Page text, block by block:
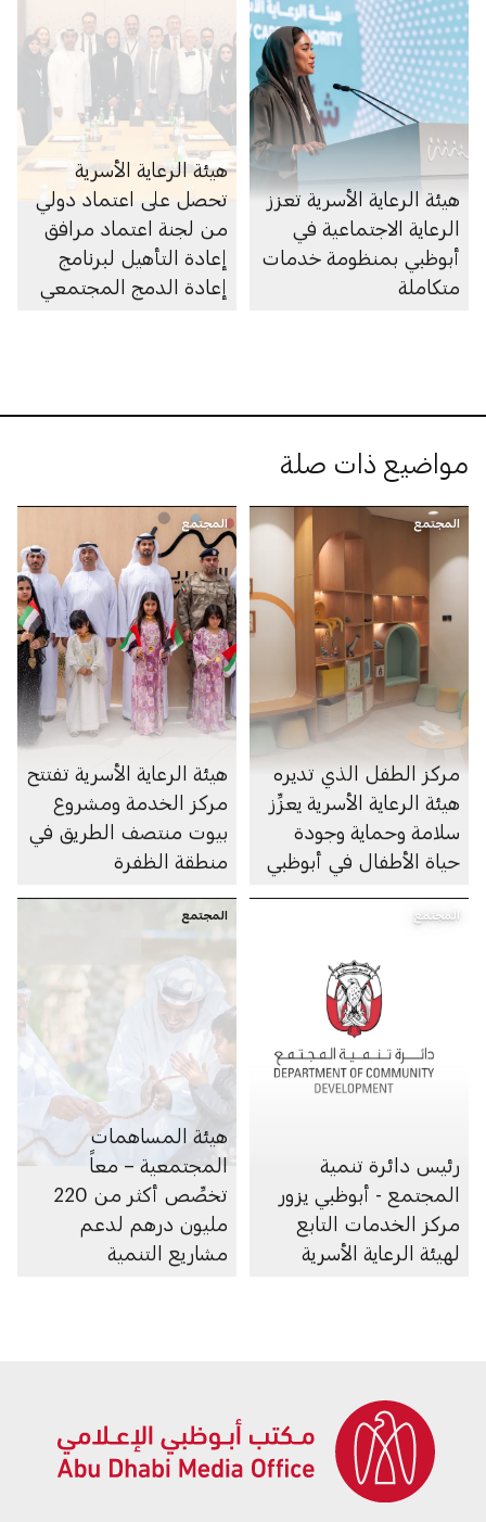
هيئة الرعاية الأسرية تعزز
الرعاية الاجتماعية في
أبوظبي بمنظومة خدمات
متكاملة
هيئة الرعاية الأسرية
تحصل على اعتماد دولي
من لجنة اعتماد مرافق
إعادة التأهيل لبرنامج
إعادة الدمج المجتمعي
مواضيع ذات صلة
المجتمع
مركز الطفل الذي تديره
هيئة الرعاية الأسرية يعزِّز
سلامة وحماية وجودة
حياة الأطفال في أبوظبي
المجتمع
هيئة الرعاية الأسرية تفتتح
مركز الخدمة ومشروع
بيوت منتصف الطريق في
منطقة الظفرة
المجتمع
رئيس دائرة تنمية
المجتمع - أبوظبي يزور
مركز الخدمات التابع
لهيئة الرعاية الأسرية
المجتمع
هيئة المساهمات
المجتمعية – معاً
تخصِّص أكثر من 220
مليون درهم لدعم
مشاريع التنمية